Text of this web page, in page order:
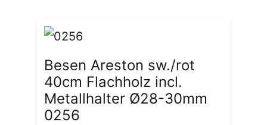
Besen Areston sw./rot
40cm Flachholz incl.
Metallhalter Ø28-30mm
0256